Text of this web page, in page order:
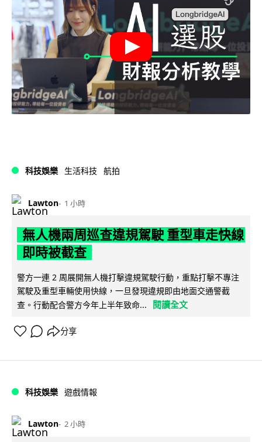
科技娛樂 生活科技 航拍
Lawton 1 小時
無人機兩周巡查違規駕駛 重型車走快線
即時被截查
警方一連 2 周展開無人機打擊違規駕駛行動，重點打擊不專注
駕駛及重型車輛使用快線，一旦發現違規即由地面交通警截
查。行動配合警方今年上半年致命...
閱讀全文
分享
科技娛樂 遊戲情報
Lawton 2 小時